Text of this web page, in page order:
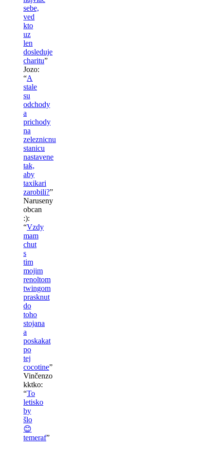
sebe,
ved
kto
uz
len
dosleduje
charitu”
Jozo:
“A
stale
su
odchody
a
prichody
na
zeleznicnu
stanicu
nastavene
tak,
aby
taxikari
zarobili?”
Naruseny
obcan
:):
“Vzdy
mam
chut
s
tim
mojim
renoltom
twingom
prasknut
do
toho
stojana
a
poskakat
po
tej
cocotine”
Vinčenzo
kktko:
“To
letisko
by
šlo
😊
temeraf”